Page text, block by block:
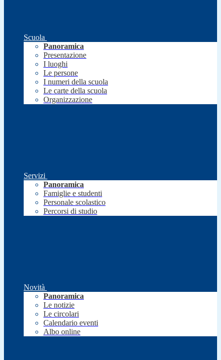
Scuola
Panoramica
Presentazione
I luoghi
Le persone
I numeri della scuola
Le carte della scuola
Organizzazione
Servizi
Panoramica
Famiglie e studenti
Personale scolastico
Percorsi di studio
Novità
Panoramica
Le notizie
Le circolari
Calendario eventi
Albo online